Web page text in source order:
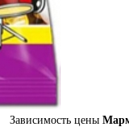
Зависимость цены